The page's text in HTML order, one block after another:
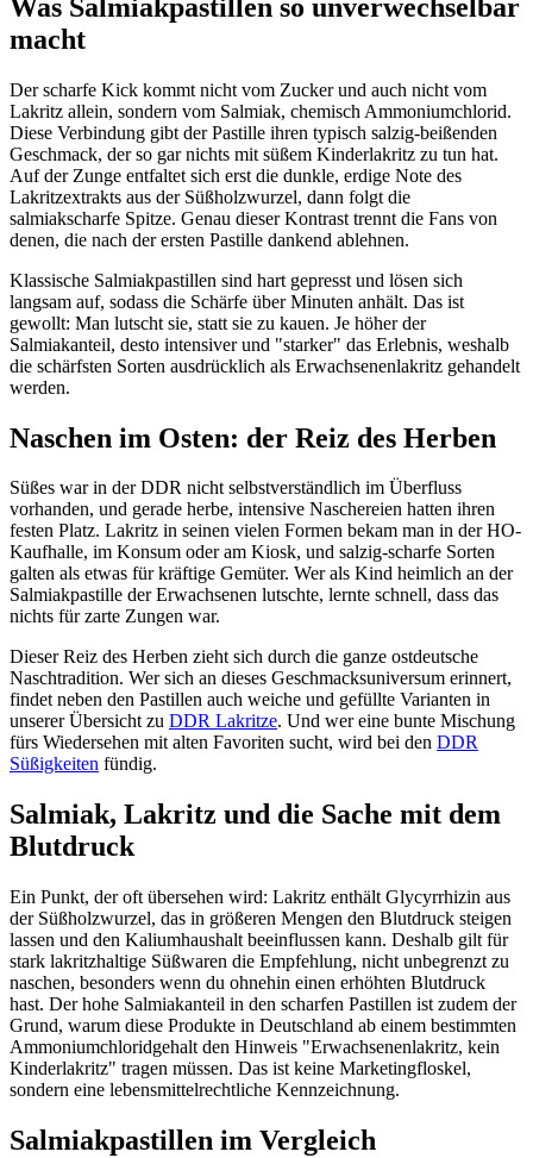
Was Salmiakpastillen so unverwechselbar
macht
Der scharfe Kick kommt nicht vom Zucker und auch nicht vom
Lakritz allein, sondern vom Salmiak, chemisch Ammoniumchlorid.
Diese Verbindung gibt der Pastille ihren typisch salzig-beißenden
Geschmack, der so gar nichts mit süßem Kinderlakritz zu tun hat.
Auf der Zunge entfaltet sich erst die dunkle, erdige Note des
Lakritzextrakts aus der Süßholzwurzel, dann folgt die
salmiakscharfe Spitze. Genau dieser Kontrast trennt die Fans von
denen, die nach der ersten Pastille dankend ablehnen.
Klassische Salmiakpastillen sind hart gepresst und lösen sich
langsam auf, sodass die Schärfe über Minuten anhält. Das ist
gewollt: Man lutscht sie, statt sie zu kauen. Je höher der
Salmiakanteil, desto intensiver und "starker" das Erlebnis, weshalb
die schärfsten Sorten ausdrücklich als Erwachsenenlakritz gehandelt
werden.
Naschen im Osten: der Reiz des Herben
Süßes war in der DDR nicht selbstverständlich im Überfluss
vorhanden, und gerade herbe, intensive Naschereien hatten ihren
festen Platz. Lakritz in seinen vielen Formen bekam man in der HO-
Kaufhalle, im Konsum oder am Kiosk, und salzig-scharfe Sorten
galten als etwas für kräftige Gemüter. Wer als Kind heimlich an der
Salmiakpastille der Erwachsenen lutschte, lernte schnell, dass das
nichts für zarte Zungen war.
Dieser Reiz des Herben zieht sich durch die ganze ostdeutsche
Naschtradition. Wer sich an dieses Geschmacksuniversum erinnert,
findet neben den Pastillen auch weiche und gefüllte Varianten in
unserer Übersicht zu DDR Lakritze. Und wer eine bunte Mischung
fürs Wiedersehen mit alten Favoriten sucht, wird bei den DDR
Süßigkeiten fündig.
Salmiak, Lakritz und die Sache mit dem
Blutdruck
Ein Punkt, der oft übersehen wird: Lakritz enthält Glycyrrhizin aus
der Süßholzwurzel, das in größeren Mengen den Blutdruck steigen
lassen und den Kaliumhaushalt beeinflussen kann. Deshalb gilt für
stark lakritzhaltige Süßwaren die Empfehlung, nicht unbegrenzt zu
naschen, besonders wenn du ohnehin einen erhöhten Blutdruck
hast. Der hohe Salmiakanteil in den scharfen Pastillen ist zudem der
Grund, warum diese Produkte in Deutschland ab einem bestimmten
Ammoniumchloridgehalt den Hinweis "Erwachsenenlakritz, kein
Kinderlakritz" tragen müssen. Das ist keine Marketingfloskel,
sondern eine lebensmittelrechtliche Kennzeichnung.
Salmiakpastillen im Vergleich